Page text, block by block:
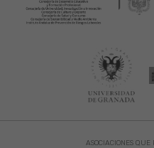
ASOCIACIONES QUE